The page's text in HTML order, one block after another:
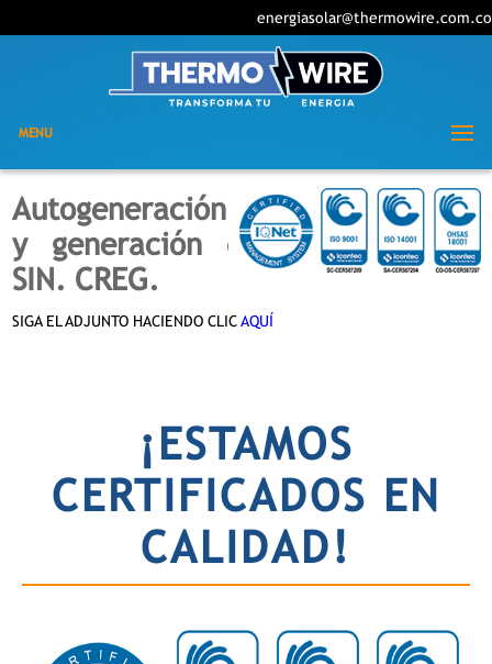
energiasolar@thermowire.com.co
MENU
Autogeneración a pequeña escala
y generación distribuida en el
SIN. CREG.
SIGA EL ADJUNTO HACIENDO CLICAQUÍ
¡ESTAMOS
CERTIFICADOS EN
CALIDAD!